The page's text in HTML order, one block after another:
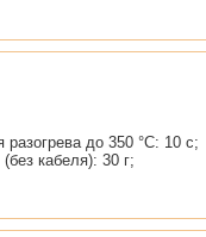
до 350 °C: 10 с;
кабеля): 30 г;